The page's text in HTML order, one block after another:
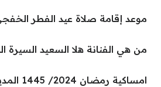
موعد إقامة صلاة عيد الفطر الخفجي
من هي الفنانة هلا السعيد السيرة
امساكية رمضان 2024/ 1445 المدينة المنورة